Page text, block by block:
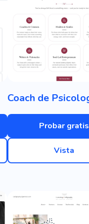
Probar gratis
Vista